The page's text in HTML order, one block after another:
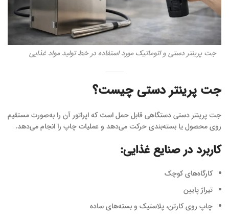
جت پرینتر دستی و اتوماتیک مورد استفاده در خط تولید مواد غذایی
جت پرینتر دستی چیست؟
جت پرینتر دستی دستگاهی قابل حمل است که اپراتور آن را به‌صورت مستقیم
روی محصول یا بسته‌بندی حرکت می‌دهد و عملیات چاپ را انجام می‌دهد.
کاربرد در صنایع غذایی:
کارگاه‌های کوچک
تیراژ پایین
چاپ روی کارتن، پلاستیک و بسته‌های ساده